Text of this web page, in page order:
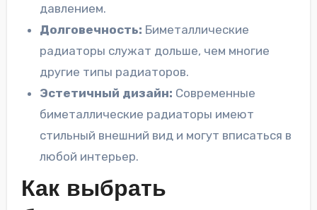
давлением.
Долговечность: Биметаллические
радиаторы служат дольше, чем многие
другие типы радиаторов.
Эстетичный дизайн: Современные
биметаллические радиаторы имеют
стильный внешний вид и могут вписаться в
любой интерьер.
Как выбрать